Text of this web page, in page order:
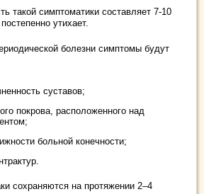
такой симптоматики составляет 7-10
утихает.
болезни симптомы будут
суставов;
покрова, расположенного над
больной конечности;
сохраняются на протяжении 2–4